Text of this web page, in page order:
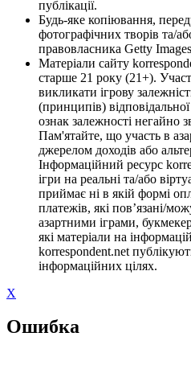
публікації.
Будь-яке копіювання,
фотографічних творів та/
правовласника Getty
Матеріали сайту
старше 21 року (21+).
викликати ігрову
(принципів)
ознак залежності негайно
Пам'ятайте, що участь в
джерелом доходів або
Інформаційний ресурс
ігри на реальні та/або
приймає ні в якій формі
платежів, які пов’язані/
азартними іграми,
які матеріали на
korrespondent.net
інформаційних цілях.
X
Ошибка